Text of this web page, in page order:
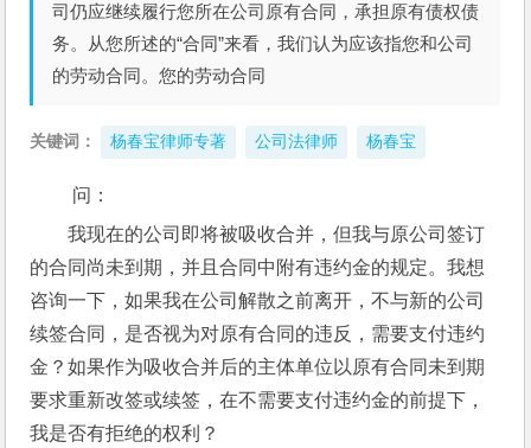
司仍应继续履行您所在公司原有合同，承担原有债权债
务。从您所述的“合同”来看，我们认为应该指您和公司
的劳动合同。您的劳动合同
关键词： 杨春宝律师专著 公司法律师 杨春宝
问：
我现在的公司即将被吸收合并，但我与原公司签订
的合同尚未到期，并且合同中附有违约金的规定。我想
咨询一下，如果我在公司解散之前离开，不与新的公司
续签合同，是否视为对原有合同的违反，需要支付违约
金？如果作为吸收合并后的主体单位以原有合同未到期
要求重新改签或续签，在不需要支付违约金的前提下，
我是否有拒绝的权利？